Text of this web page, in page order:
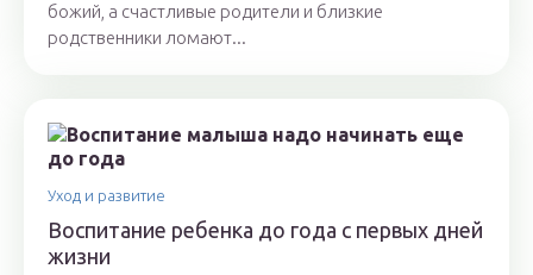
божий, а счастливые родители и близкие
родственники ломают...
Уход и развитие
Воспитание ребенка до года с первых дней
жизни